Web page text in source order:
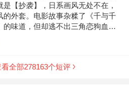
【抄袭】，日系画风无处不在，
的外套。电影故事杂糅了《千与千
的味道，但却逃不出三角恋狗血青
面真是让我尴尬症再次发作。当
12年的情怀很打动我，人生有多少
全部278163个短评